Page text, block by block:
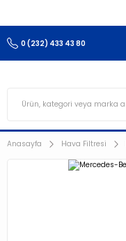
0 (232) 433 43 80
Anasayfa Hava Filtresi